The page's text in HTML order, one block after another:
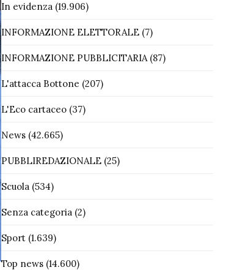
In evidenza(19.906)
INFORMAZIONE ELETTORALE(7)
INFORMAZIONE PUBBLICITARIA(87)
L'attacca Bottone (207)
L'Eco cartaceo(37)
News(42.665)
PUBBLIREDAZIONALE(25)
Scuola(534)
Senza categoria(2)
Sport(1.639)
Top news(14.600)